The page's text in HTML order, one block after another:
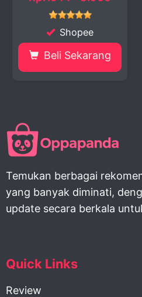
Shopee
Beli Sekarang
Temukan berbagai
yang banyak diminati,
update secara berkala
Quick Links
Review